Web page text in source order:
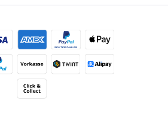
Kredit- oder Debitkarte Später BezahlenApple Pay
Vorkasse